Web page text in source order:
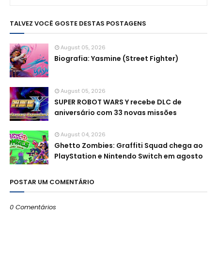
TALVEZ VOCÊ GOSTE DESTAS POSTAGENS
August 05, 2026
Biografia: Yasmine (Street Fighter)
August 05, 2026
SUPER ROBOT WARS Y recebe DLC de
aniversário com 33 novas missões
August 04, 2026
Ghetto Zombies: Graffiti Squad chega ao
PlayStation e Nintendo Switch em agosto
POSTAR UM COMENTÁRIO
0 Comentários